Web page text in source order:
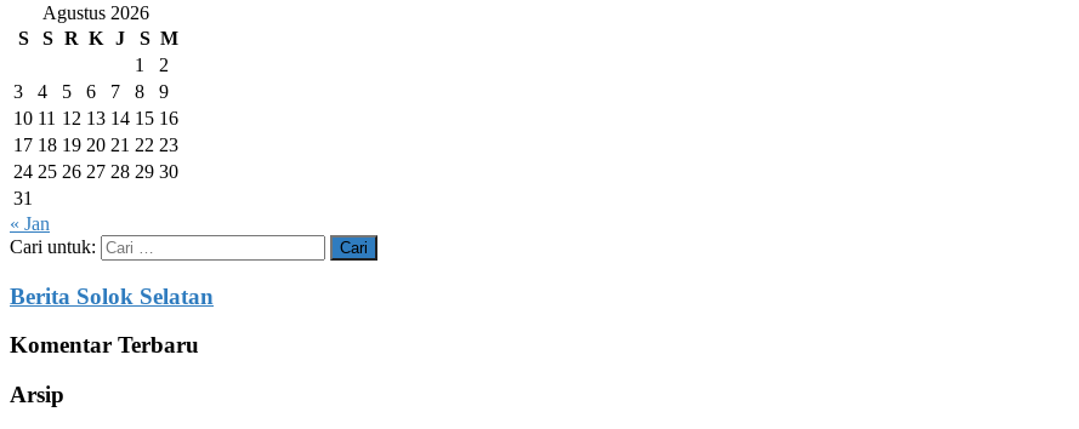
Agustus 2026
S
S R K J S M
1
2
3
4 5 6 7 8
9
10 11 12 13 14 15 16
17 18 19 20 21 22 23
24 25 26 27 28 29 30
31
« Jan
Cari untuk:
Berita Solok Selatan
Komentar Terbaru
Arsip